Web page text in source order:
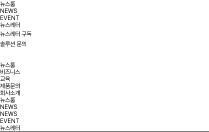
뉴스룸
NEWS
EVENT
뉴스레터
뉴스레터 구독
솔루션 문의
뉴스룸
비즈니스
교육
제품문의
회사소개
뉴스룸
NEWS
NEWS
EVENT
뉴스레터